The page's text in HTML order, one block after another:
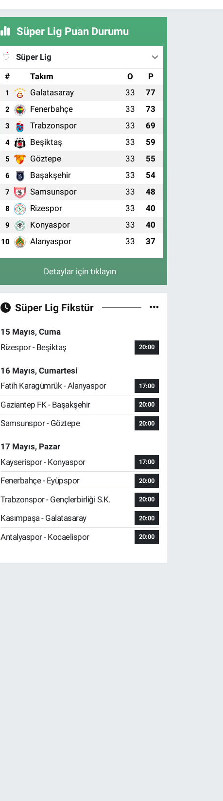
Süper Lig Puan Durumu
Süper Lig
#
Takım O P
1 Galatasaray 33 77
2 Fenerbahçe 33 73
3 Trabzonspor 33 69
4 Beşiktaş 33 59
5 Göztepe 33 55
6 Başakşehir 33 54
7 Samsunspor 33 48
8 Rizespor 33 40
9 Konyaspor 33 40
10 Alanyaspor 33 37
Detaylar için tıklayın
Süper Lig Fikstür
15 Mayıs, Cuma
Rizespor - Beşiktaş
20:00
16 Mayıs, Cumartesi
Fatih Karagümrük - Alanyaspor
17:00
Gaziantep FK - Başakşehir 20:00
Samsunspor - Göztepe 20:00
17 Mayıs, Pazar
Kayserispor - Konyaspor
17:00
Fenerbahçe - Eyüpspor 20:00
Trabzonspor - Gençlerbirliği S.K. 20:00
Kasımpaşa - Galatasaray 20:00
Antalyaspor - Kocaelispor 20:00